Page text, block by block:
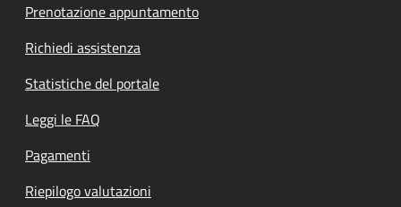
Prenotazione appuntamento
Richiedi assistenza
Statistiche del portale
Leggi le FAQ
Pagamenti
Riepilogo valutazioni